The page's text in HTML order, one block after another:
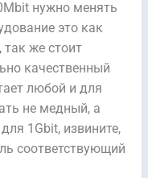
нужно менять
это как
так же стоит
качественный
любой и для
не медный, а
1Gbit, извините,
соответствующий